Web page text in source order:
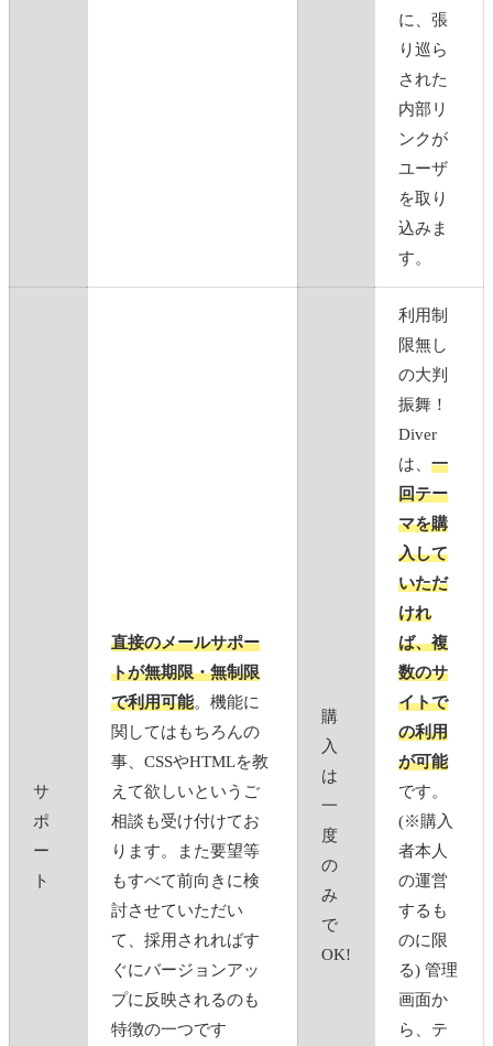
に、張
り巡ら
された
内部リ
ンクが
ユーザ
を取り
込みま
す。
サ
ポ
ー
ト
直接のメールサポー
トが無期限・無制限
で利用可能。機能に
関してはもちろんの
事、CSSやHTMLを教
えて欲しいというご
相談も受け付けてお
ります。また要望等
もすべて前向きに検
討させていただい
て、採用されればす
ぐにバージョンアッ
プに反映されるのも
特徴の一つです
購
入
は
一
度
の
み
で
OK!
利用制
限無し
の大判
振舞！
Diver
は、 一
回テー
マを購
入して
いただ
けれ
ば、複
数のサ
イトで
の利用
が可能
です。
(※購入
者本人
の運営
するも
のに限
る) 管理
画面か
ら、テ